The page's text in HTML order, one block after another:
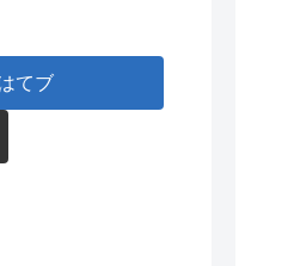
てブ